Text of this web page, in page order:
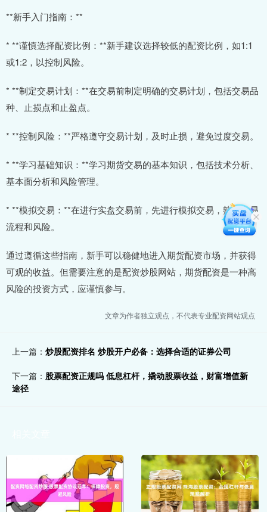
**新手入门指南：**
* **谨慎选择配资比例：**新手建议选择较低的配资比例，如1:1
或1:2，以控制风险。
* **制定交易计划：**在交易前制定明确的交易计划，包括交易品
种、止损点和止盈点。
* **控制风险：**严格遵守交易计划，及时止损，避免过度交易。
* **学习基础知识：**学习期货交易的基本知识，包括技术分析、
基本面分析和风险管理。
* **模拟交易：**在进行实盘交易前，先进行模拟交易，熟悉交易
流程和风险。
通过遵循这些指南，新手可以稳健地进入期货配资市场，并获得
可观的收益。但需要注意的是配资炒股网站，期货配资是一种高
风险的投资方式，应谨慎参与。
文章为作者独立观点，不代表专业配资网站观点
上一篇： 炒股配资排名 炒股开户必备：选择合适的证券公司
下一篇： 股票配资正规吗 低息杠杆，撬动股票收益，财富增值新
途径